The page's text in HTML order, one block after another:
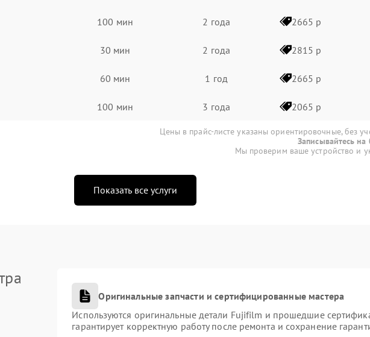
100 мин 2 года 2665 р
30 мин 2 года 2815 р
60 мин 1 год 2665 р
100 мин 3 года 2065 р
Цены в прайс-листе указаны ориентировочные, без
Записывайтесь на
Мы проверим ваше устройство и
Показать все услуги
Оригинальные запчасти и сертифицированные мастера
Используются оригинальные детали Fujifilm и прошедшие
гарантирует корректную работу после ремонта и сохранение